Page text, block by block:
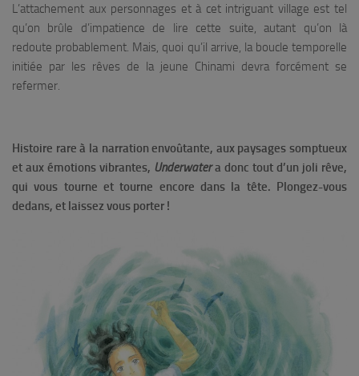
L’attachement aux personnages et à cet intriguant village est tel
qu’on brûle d’impatience de lire cette suite, autant qu’on là
redoute probablement. Mais, quoi qu’il arrive, la boucle temporelle
initiée par les rêves de la jeune Chinami devra forcément se
refermer.
Histoire rare à la narration envoûtante, aux paysages somptueux
et aux émotions vibrantes, Underwatera donc tout d’un joli rêve,
qui vous tourne et tourne encore dans la tête. Plongez-vous
dedans, et laissez vous porter !